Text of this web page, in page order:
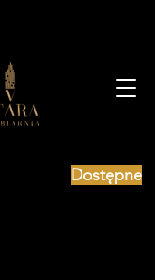
Dostępne